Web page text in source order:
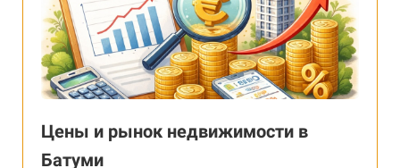
Цены и рынок недвижимости в
Батуми